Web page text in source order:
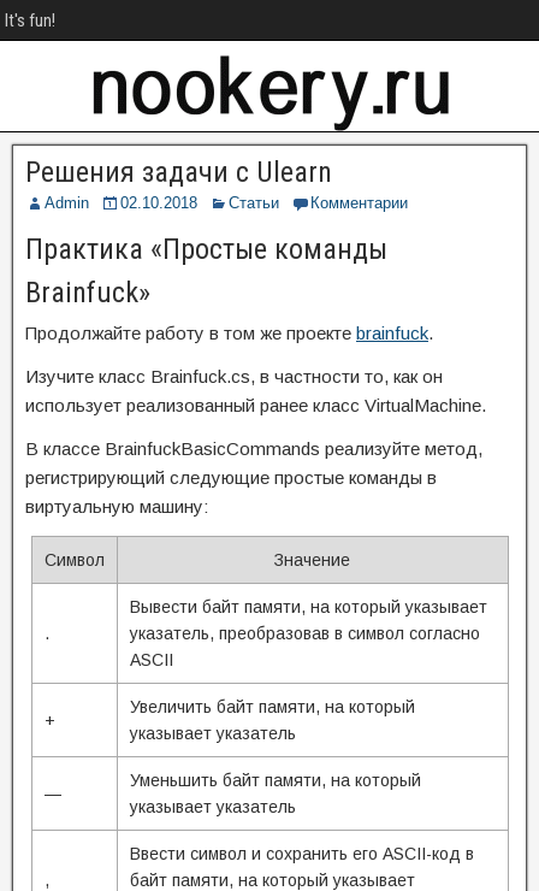
It's fun!
Решения задачи с Ulearn
Admin 02.10.2018 Статьи Комментарии
Практика «Простые команды
Brainfuck»
Продолжайте работу в том же проекте brainfuck.
Изучите класс Brainfuck.cs, в частности то, как он
использует реализованный ранее класс VirtualMachine.
В классе BrainfuckBasicCommands реализуйте метод,
регистрирующий следующие простые команды в
виртуальную машину:
Символ Значение
.
Вывести байт памяти, на который указывает
указатель, преобразовав в символ согласно
ASCII
+
Увеличить байт памяти, на который
указывает указатель
—
Уменьшить байт памяти, на который
указывает указатель
,
Ввести символ и сохранить его ASCII-код в
байт памяти, на который указывает